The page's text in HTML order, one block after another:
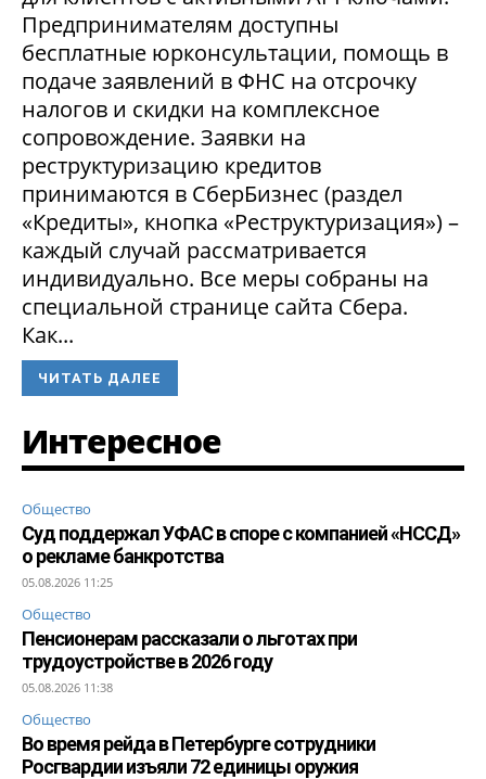
Предпринимателям доступны
бесплатные юрконсультации, помощь в
подаче заявлений в ФНС на отсрочку
налогов и скидки на комплексное
сопровождение. Заявки на
реструктуризацию кредитов
принимаются в СберБизнес (раздел
«Кредиты», кнопка «Реструктуризация») –
каждый случай рассматривается
индивидуально. Все меры собраны на
специальной странице сайта Сбера.
Как...
ЧИТАТЬ ДАЛЕЕ
Интересное
Общество
Суд поддержал УФАС в споре с компанией «НССД»
о рекламе банкротства
05.08.2026 11:25
Общество
Пенсионерам рассказали о льготах при
трудоустройстве в 2026 году
05.08.2026 11:38
Общество
Во время рейда в Петербурге сотрудники
Росгвардии изъяли 72 единицы оружия